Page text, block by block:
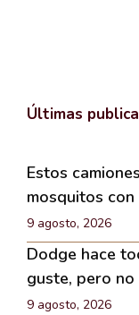
Últimas
Estos
mosquitos
9 agosto, 2026
Dodge hace
guste, pero
9 agosto, 2026